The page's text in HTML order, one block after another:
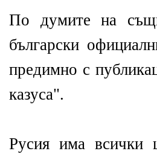
По думите на
български
предимно с
казуса".
Русия има всички